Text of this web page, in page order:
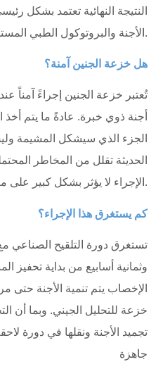
النتيجة النهائية تعتمد بشكل
الأجنة والبروتوكول الطبي المستخدم في مركز الخصوبة.
هل خزعة الجنين آمنة؟
تُعتبر خزعة الجنين إجراءً آمناً
أجنة ذوي خبرة. عادةً ما يتم أخذ
الجزء الذي سيشكل المشيمة
الحديثة تقلل من المخاطر
الإجراء لا يؤثر بشكل كبير على معدلات الولادة الحية.
كم يستغرق هذا الإجراء؟
تستغرق دورة التلقيح الصناعي
وثمانية أسابيع من بداية تحفيز
الإخصاب يتم تنمية الأجنة حتى
خزعة للتحليل الجيني. وبما أن
تجميد الأجنة ونقلها في دورة
جاهزة